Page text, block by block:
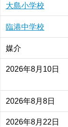
大島小学校
臨港中学校
媒介
2026年8月10日
2026年8月8日
2026年8月22日